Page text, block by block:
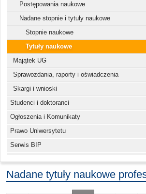
Postępowania naukowe
Nadane stopnie i tytuły naukowe
Stopnie naukowe
Tytuły naukowe
Majątek UG
Sprawozdania, raporty i oświadczenia
Skargi i wnioski
Studenci i doktoranci
Ogłoszenia i Komunikaty
Prawo Uniwersytetu
Serwis BIP
Nadane tytuły naukowe